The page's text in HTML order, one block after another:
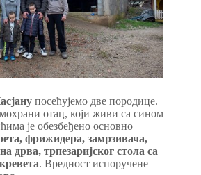
посећујемо две породице.
отац, који живи са сином
је обезбеђено основно
фрижидера, замрзивача,
трпезаријског стола са
. Вредност испоручене